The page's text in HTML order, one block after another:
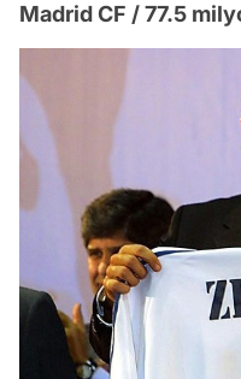
Madrid CF / 77.5